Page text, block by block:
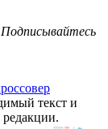
Подписывайтесь
текст и